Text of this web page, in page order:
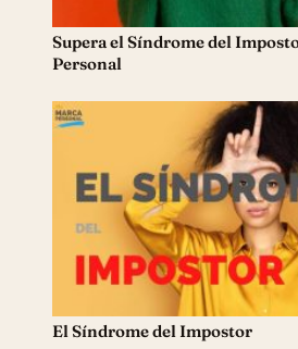
Supera el Síndrome del
Personal
El Síndrome del Impostor